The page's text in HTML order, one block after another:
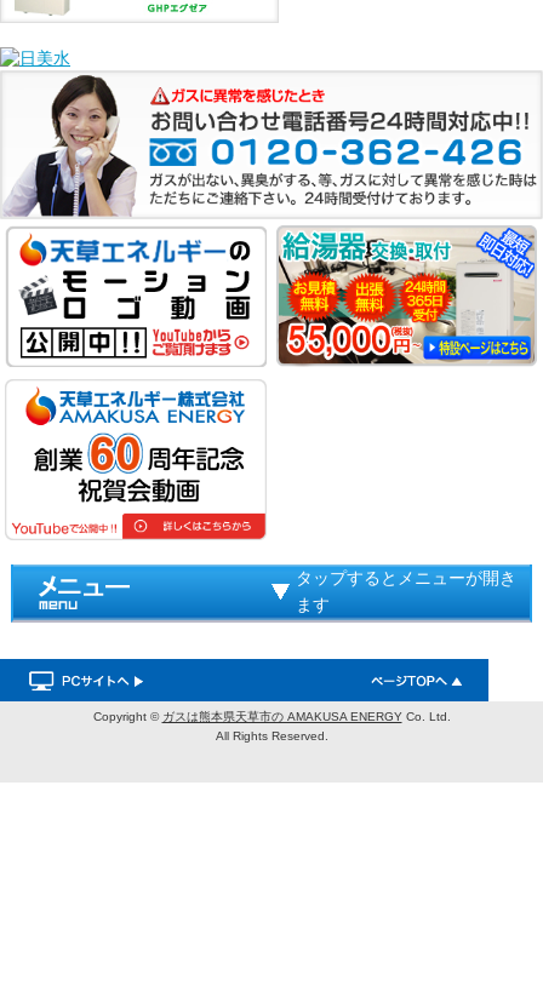
タップするとメニューが開き
ます
Copyright © ガスは熊本県天草市の AMAKUSA ENERGYCo. Ltd.
All Rights Reserved.